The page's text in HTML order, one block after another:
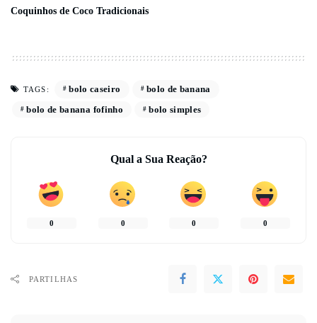
Coquinhos de Coco Tradicionais
TAGS: bolo caseiro
bolo de banana
bolo de banana fofinho
bolo simples
Qual a Sua Reação?
0 0 0 0
PARTILHAS